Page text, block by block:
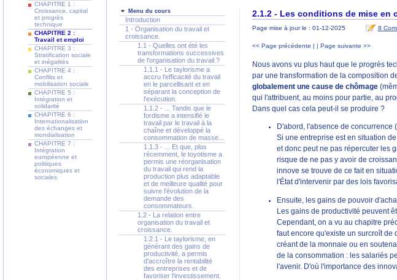
CHAPITRE 1 :
Croissance, capital
et progrès
technique
CHAPITRE 2 :
Travail et emploi
CHAPITRE 3 :
Stratification sociale
et inégalités
CHAPITRE 4 :
Conflits et
mobilisation sociale
CHAPITRE 5 :
Intégration et
solidarité
CHAPITRE 6 :
Internationalisation
des échanges et
mondialisation
CHAPITRE 7 :
Intégration
européenne et
politiques
économiques et
sociales
Menu du cours
Introduction
1 - Organisation du travail et
croissance.
1.1 - Quelles ont été les
transformations successives
de l'organisation du travail ?
1.1.1 - Le taylorisme a
accru l'efficacité du travail
en le parcellisant et en
séparant la conception de
l'exécution.
1.1.2 - ... Tandis que le
fordisme a intensifié le
travail par le travail à la
chaîne et développé la
consommation de masse...
1.1.3 - ... Et que, plus
récemment, le toyotisme a
permis une réorganisation
du travail qui rend la
production plus adaptable
et de meilleure qualité pour
suivre l'évolution de la
demande des
consommateurs.
1.2 - La relation entre
organisation du travail et
croissance.
1.2.1 - Le taylorisme, en
générant des gains de
productivité, a permis
d'accroître la rentabilité
des entreprises et de
favoriser l'investissement.
2.1.2 - Les conditions de mise en
Page mise à jour le : 01-12-2025 8
<< Page précédente | | Page suivante >>
Nous avons vu plus haut que le progrès
par une transformation de la composition
globalement une cause de chômage
qui l'attribuent, au moins pour partie, au
Dans quel cas cela peut-il se produire ?
D'abord, l'absence de concurrence
Si une entreprise est en situation
et donc peut ne pas répercuter les
risque de ne pas y avoir de
innove se trouve de ce fait en
l'État d'intervenir par des lois
Ensuite, les gains de pouvoir
Les gains de productivité peuvent
Cependant, on a vu au chapitre
faut encore qu'existe un surcroît de
créant de la monnaie ou en
de la consommation : les salariés
l'avenir. D'où l'importance des